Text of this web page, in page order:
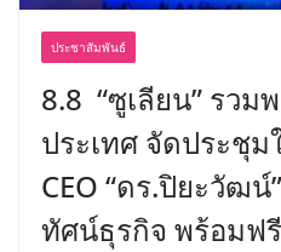
ประชาสัมพันธ์
8.8 “ซูเลียน” รวม
ประเทศ จัดประชุ
CEO “ดร.ปิยะวัฒ
ทัศน์ธุรกิจ พร้อมฟ